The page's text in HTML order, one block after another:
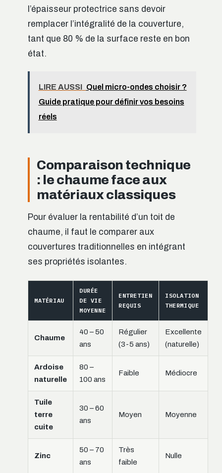
l’épaisseur protectrice sans devoir
remplacer l’intégralité de la couverture,
tant que 80 % de la surface reste en bon
état.
LIRE AUSSI
Quel micro-ondes choisir ?
Guide pratique pour définir vos besoins
réels
Comparaison technique
: le chaume face aux
matériaux classiques
Pour évaluer la rentabilité d’un toit de
chaume, il faut le comparer aux
couvertures traditionnelles en intégrant
ses propriétés isolantes.
MATÉRIAU
DURÉE
DE VIE
MOYENNE
ENTRETIEN
REQUIS
ISOLATION
THERMIQUE
Chaume
40 – 50
ans
Régulier
(3-5 ans)
Excellente
(naturelle)
Ardoise
naturelle
80 –
100 ans
Faible Médiocre
Tuile
terre
cuite
30 – 60
ans
Moyen Moyenne
Zinc
50 – 70
ans
Très
faible
Nulle